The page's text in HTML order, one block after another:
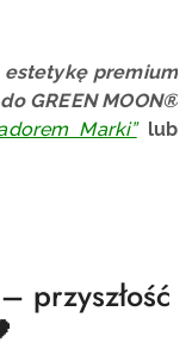
estetykę premium
GREEN MOON®
Marki”lub
przyszłość